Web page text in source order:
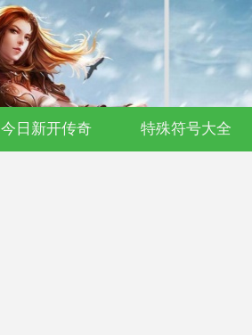
今日新开传奇 特殊符号大全